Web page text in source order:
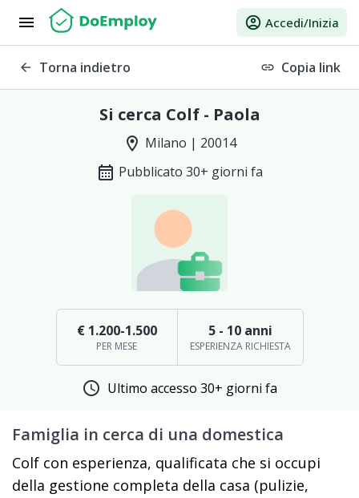
menu account_circle Accedi/Inizia
arrow_back Torna indietro link Copia link
Si cerca Colf - Paola
location_on Milano | 20014
calendar_month Pubblicato 30+ giorni fa
€ 1.200-1.500
PER MESE
5 - 10 anni
ESPERIENZA RICHIESTA
schedule Ultimo accesso 30+ giorni fa
Famiglia in cerca di una domestica
Colf con esperienza, qualificata che si occupi
della gestione completa della casa (pulizie,